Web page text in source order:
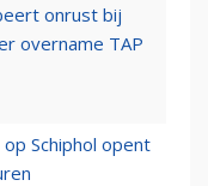
onrust bij
overname TAP
Schiphol opent